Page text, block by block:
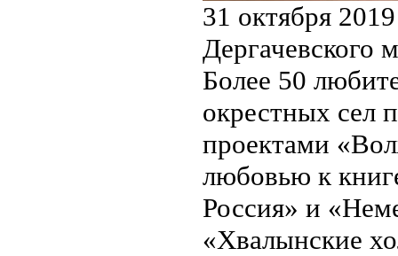
31 октября
Дергачевского
Более 50
окрестных сел
проектами
любовью к
Россия» и
«Хвалынские